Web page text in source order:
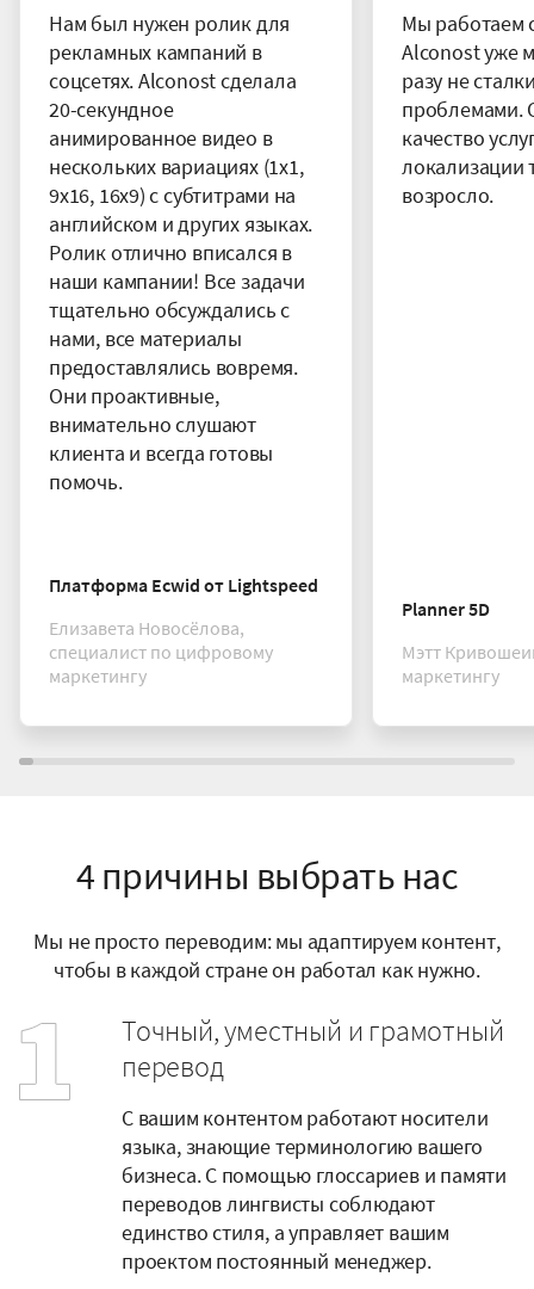
Нам был нужен ролик для
рекламных кампаний в
соцсетях. Alconost сделала
20-секундное
анимированное видео в
нескольких вариациях (1x1,
9x16, 16x9) c субтитрами на
английском и других языках.
Ролик отлично вписался в
наши кампании! Все задачи
тщательно обсуждались с
нами, все материалы
предоставлялись вовремя.
Они проактивные,
внимательно слушают
клиента и всегда готовы
помочь.
Платформа Ecwid от Lightspeed
Елизавета Новосёлова,
специалист по цифровому
маркетингу
Мы работаем
Alconost уже
разу не
проблемами.
качество
локализации
возросло.
Planner 5D
Мэтт
маркетингу
4 причины выбрать нас
Мы не просто переводим: мы адаптируем контент,
чтобы в каждой стране он работал как нужно.
Точный, уместный и грамотный
перевод
С вашим контентом работают носители
языка, знающие терминологию вашего
бизнеса. С помощью глоссариев и памяти
переводов лингвисты соблюдают
единство стиля, а управляет вашим
проектом постоянный менеджер.